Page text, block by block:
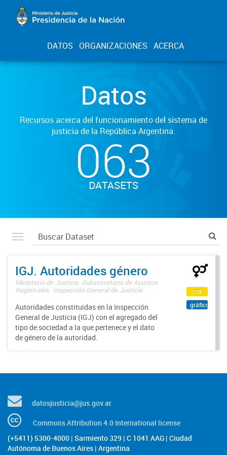
DATOS ORGANIZACIONES ACERCA
Datos
Recursos acerca del funcionamiento del sistema de
justicia de la República Argentina.
063
DATASETS
IGJ. Autoridades género
Ministerio de Justicia. Subsecretaría de Asuntos
Registrales. Inspección General de Justicia
Autoridades constituidas en la Inspección
General de Justicia (IGJ) con el agregado del
tipo de sociedad a la que pertenece y el dato
de género de la autoridad.
csv
gráfico
datosjusticia@jus.gov.ar
Commons Attribution 4.0 International license
(+5411) 5300-4000 | Sarmiento 329 | C 1041 AAG | Ciudad
Autónoma de Buenos Aires | Argentina